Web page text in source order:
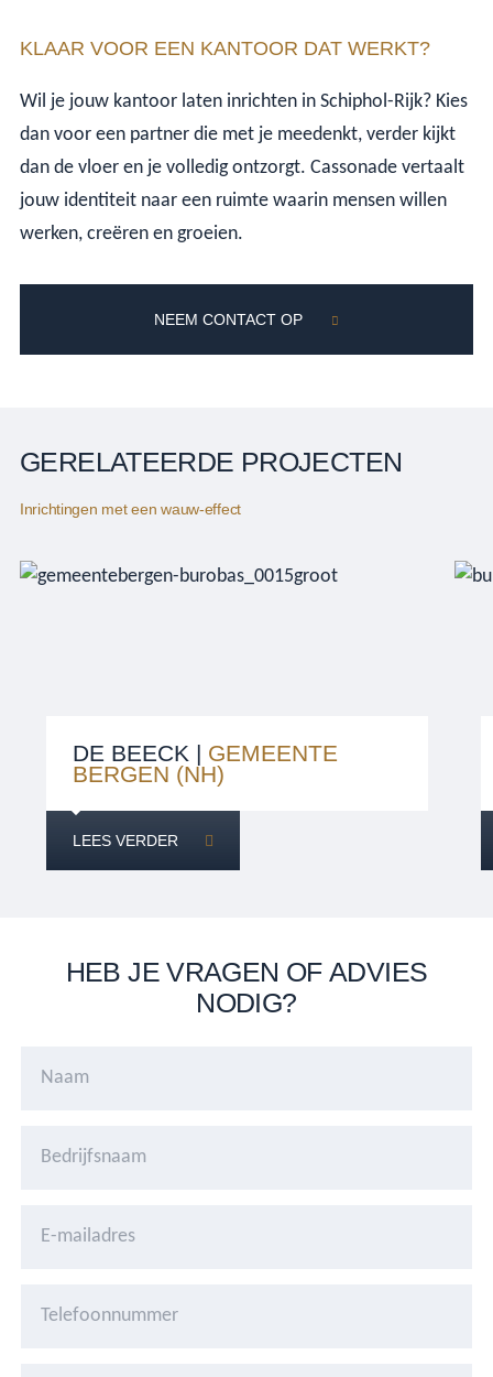
KLAAR VOOR EEN KANTOOR DAT WERKT?
Wil je jouw kantoor laten inrichten in Schiphol-Rijk? Kies
dan voor een partner die met je meedenkt, verder kijkt
dan de vloer en je volledig ontzorgt. Cassonade vertaalt
jouw identiteit naar een ruimte waarin mensen willen
werken, creëren en groeien.
NEEM CONTACT OP
GERELATEERDE PROJECTEN
Inrichtingen met een wauw-effect
DE BEECK | GEMEENTE
BERGEN (NH)
LEES VERDER
HEB JE VRAGEN OF ADVIES
NODIG?